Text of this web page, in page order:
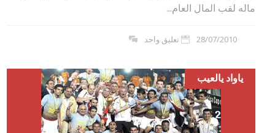
ماله لقب المال العام...
28/07/2010 تعليق واحد
ياواد يالعيب